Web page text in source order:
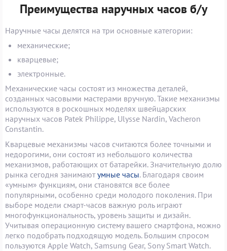
Преимущества наручных часов б/у
Наручные часы делятся на три основные категории:
механические;
кварцевые;
электронные.
Механические часы состоят из множества деталей,
созданных часовыми мастерами вручную. Такие механизмы
используются в роскошных моделях швейцарских
наручных часов Patek Philippe, Ulysse Nardin, Vacheron
Constantin.
Кварцевые механизмы часов считаются более точными и
недорогими, они состоят из небольшого количества
механизмов, работающих от батарейки. Значительную долю
рынка сегодня занимаютумные часы. Благодаря своим
«умным» функциям, они становятся все более
популярными, особенно среди молодого поколения. При
выборе модели смарт-часов важную роль играют
многофункциональность, уровень защиты и дизайн.
Учитывая операционную систему вашего смартфона, можно
легко подобрать подходящую модель. Большим спросом
пользуются Apple Watch, Samsung Gear, Sony Smart Watch.